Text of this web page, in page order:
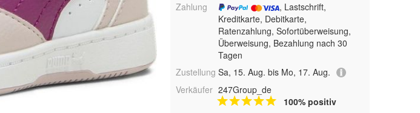
Zahlung
, Lastschrift,
Kreditkarte, Debitkarte,
Ratenzahlung, Sofortüberweisung,
Überweisung, Bezahlung nach 30
Tagen
Zustellung Sa, 15. Aug. bis Mo, 17. Aug.
Verkäufer 247Group_de
100% positiv